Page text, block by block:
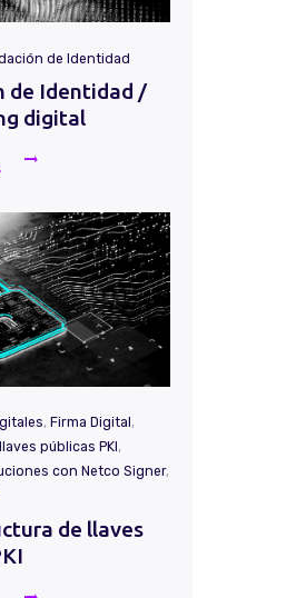
de Identidad
de Identidad /
digital
, Firma Digital ,
públicas PKI ,
con Netco Signer,
de llaves